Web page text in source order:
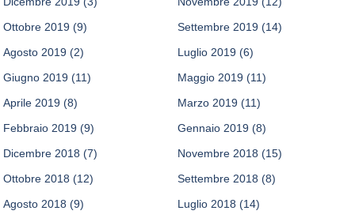
Ottobre 2019 (9) Settembre 2019 (14)
Agosto 2019 (2) Luglio 2019 (6)
Giugno 2019 (11) Maggio 2019 (11)
Aprile 2019 (8) Marzo 2019 (11)
Febbraio 2019 (9) Gennaio 2019 (8)
Dicembre 2018 (7) Novembre 2018 (15)
Ottobre 2018 (12) Settembre 2018 (8)
Agosto 2018 (9) Luglio 2018 (14)